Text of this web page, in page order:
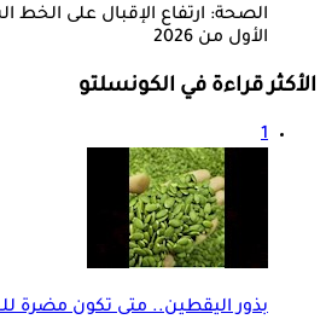
الأول من 2026
الأكثر قراءة في الكونسلتو
1
بذور اليقطين.. متى تكون مضرة